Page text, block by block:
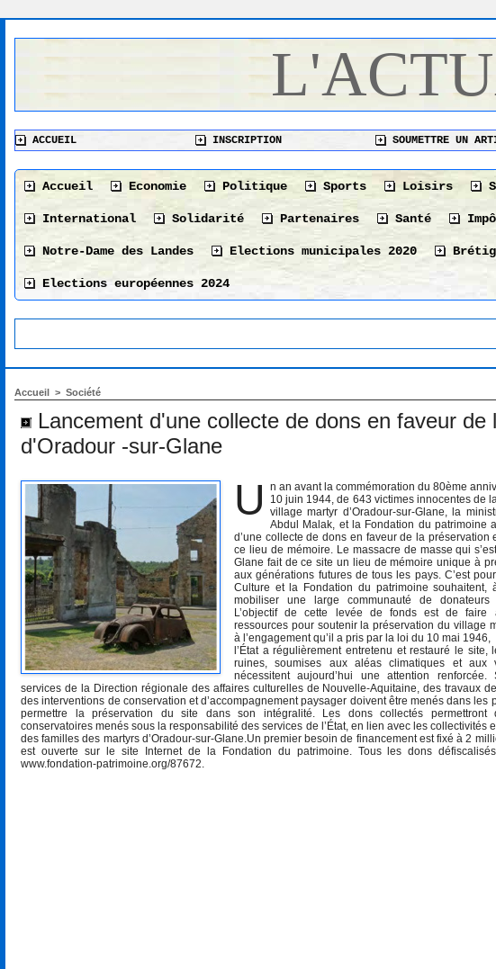
ACCUEIL INSCRIPTION SOUMETTRE UN
Accueil Economie Politique Sports Loisirs
International Solidarité Partenaires Santé
Notre-Dame des Landes Elections municipales 2020
Elections européennes 2024
Accueil > Société
Lancement d'une collecte de dons en faveur
d'Oradour -sur-Glane
U
n an avant la commémoration du 80ème
10 juin 1944, de 643 victimes innocentes de
village martyr d’Oradour-sur-Glane, la
Abdul Malak, et la Fondation du patrimoine
d’une collecte de dons en faveur de la préservation
ce lieu de mémoire. Le massacre de masse qui
Glane fait de ce site un lieu de mémoire unique à
aux générations futures de tous les pays. C’est
Culture et la Fondation du patrimoine souhaitent,
mobiliser une large communauté de donateurs
L’objectif de cette levée de fonds est de faire
ressources pour soutenir la préservation du village
à l’engagement qu’il a pris par la loi du 10 mai 1946,
l’État a régulièrement entretenu et restauré le site,
ruines, soumises aux aléas climatiques et aux
nécessitent aujourd’hui une attention
services de la Direction régionale des affaires culturelles de Nouvelle-Aquitaine, des travaux
des interventions de conservation et d’accompagnement paysager doivent être menés dans les
permettre la préservation du site dans son intégralité. Les dons collectés permettront
conservatoires menés sous la responsabilité des services de l’État, en lien avec les collectivités
des familles des martyrs d’Oradour-sur-Glane.Un premier besoin de financement est fixé à 2
est ouverte sur le site Internet de la Fondation du patrimoine. Tous les dons
www.fondation-patrimoine.org/87672.